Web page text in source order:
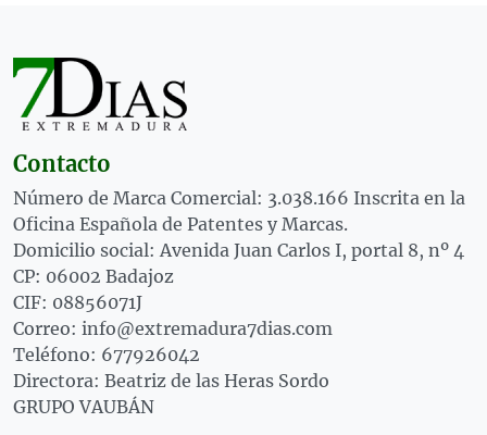
Contacto
Número de Marca Comercial: 3.038.166 Inscrita en la
Oficina Española de Patentes y Marcas.
Domicilio social: Avenida Juan Carlos I, portal 8, nº 4
CP: 06002 Badajoz
CIF: 08856071J
Correo: info@extremadura7dias.com
Teléfono: 677926042
Directora: Beatriz de las Heras Sordo
GRUPO VAUBÁN